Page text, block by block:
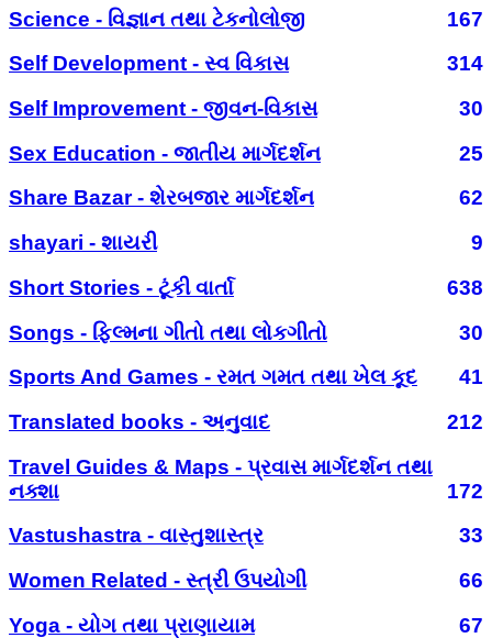
Science - વિજ્ઞાન તથા ટેકનોલોજી
167
Self Development - સ્વ વિકાસ
314
Self Improvement - જીવન-વિકાસ
30
Sex Education - જાતીય માર્ગદર્શન
25
Share Bazar - શેરબજાર માર્ગદર્શન
62
shayari - શાયરી
9
Short Stories - ટૂંકી વાર્તા
638
Songs - ફિલ્મના ગીતો તથા લોકગીતો
30
Sports And Games - રમત ગમત તથા ખેલ કૂદ
41
Translated books - અનુવાદ
212
Travel Guides & Maps - પ્રવાસ માર્ગદર્શન તથા
નક્શા
172
Vastushastra - વાસ્તુશાસ્ત્ર
33
Women Related - સ્ત્રી ઉપયોગી
66
Yoga - યોગ તથા પ્રાણાયામ
67